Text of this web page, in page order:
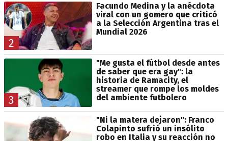
2
Facundo Medina y la anécdota
viral con un gomero que criticó
a la Selección Argentina tras el
Mundial 2026
3
"Me gusta el fútbol desde antes
de saber que era gay": la
historia de Ramacity, el
streamer que rompe los moldes
del ambiente futbolero
"Ni la matera dejaron": Franco
Colapinto sufrió un insólito
robo en Italia y su reacción no